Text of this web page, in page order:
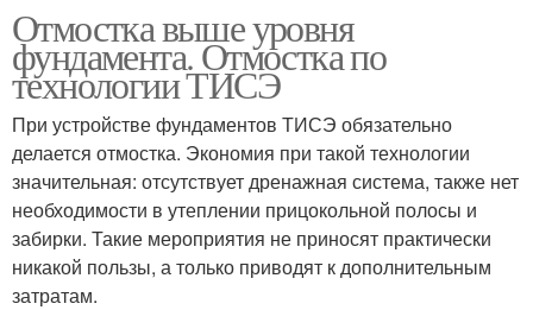
Мягкая отмостка
Отмостка выше уровня
фундамента. Отмостка по
технологии ТИСЭ
При устройстве фундаментов ТИСЭ обязательно
делается отмостка. Экономия при такой технологии
значительная: отсутствует дренажная система, также нет
необходимости в утеплении прицокольной полосы и
забирки. Такие мероприятия не приносят практически
никакой пользы, а только приводят к дополнительным
затратам.